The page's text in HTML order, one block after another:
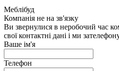
Меблібуд
Компанія не на зв'язку
Ви звернулися в неробочий час
свої контактні дані і ми
Ваше ім'я
Телефон